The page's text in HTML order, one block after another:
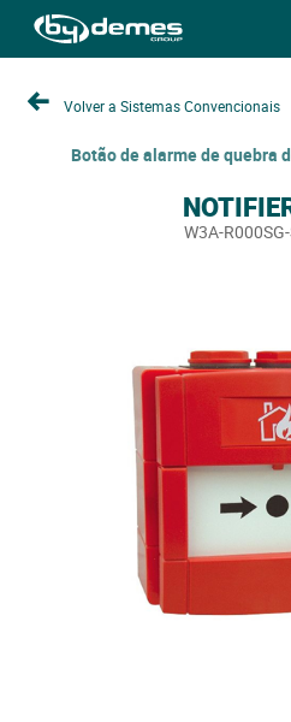
Volver a Sistemas Convencionais
Botão de alarme de quebra
W3A-